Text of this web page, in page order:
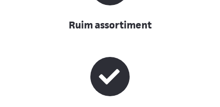
Ruim assortiment